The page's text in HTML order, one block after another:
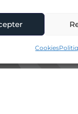
Cookies